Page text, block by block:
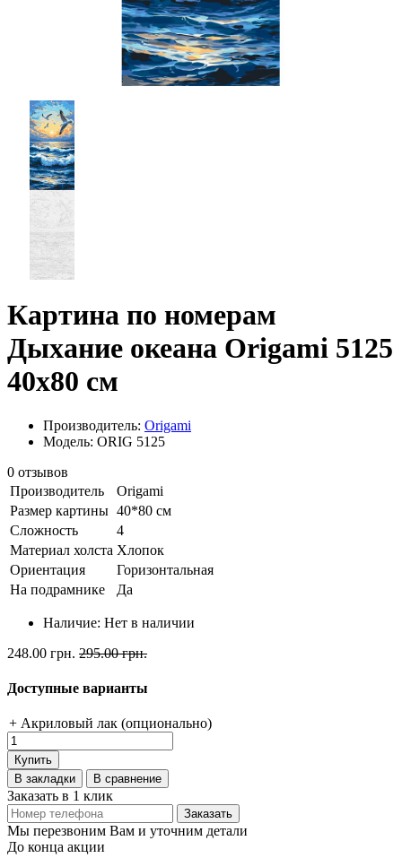
Картина по номерам
Дыхание океана Origami 5125
40x80 см
Производитель: Origami
Модель: ORIG 5125
0 отзывов
Производитель
Origami
Размер картины 40*80 см
Сложность
4
Материал холста Хлопок
Ориентация
Горизонтальная
На подрамнике
Да
Наличие: Нет в наличии
248.00 грн. 295.00 грн.
Доступные варианты
+ Акриловый лак (опционально)
Купить
В закладки
В сравнение
Заказать в 1 клик
Заказать
Мы перезвоним Вам и уточним детали
До конца акции